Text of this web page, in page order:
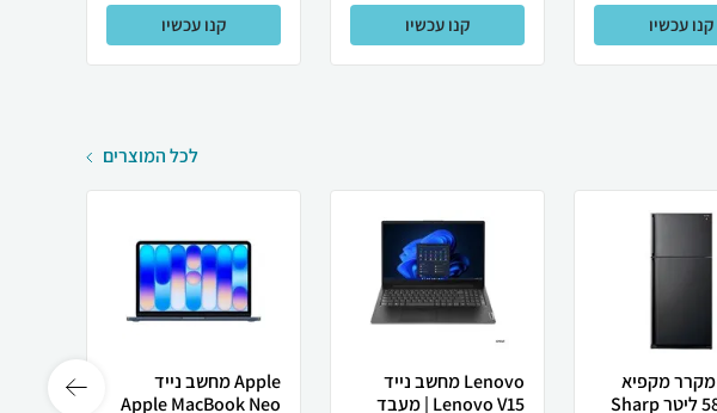
קנו עכשיו קנו עכשיו קנו עכשיו
לכל המוצרים
Sharp מקרר מקפיא
עליון 587 ליטר Sharp
Lenovo מחשב נייד
Lenovo V15 | מעבד
Apple מחשב נייד
Apple MacBook Neo